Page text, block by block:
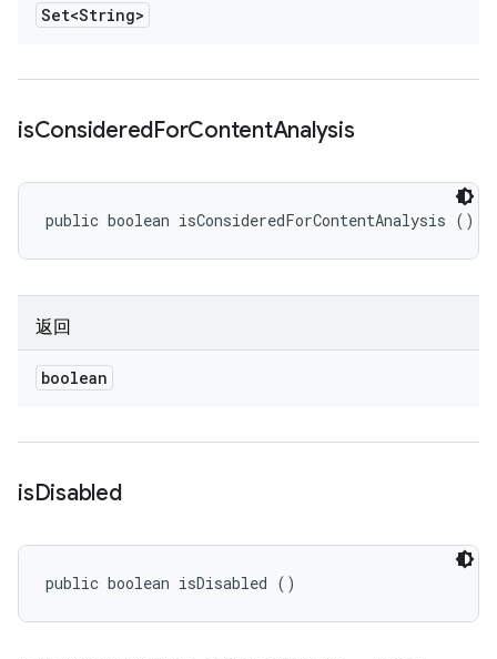
Set<String>
isConsideredForContentAnalysis
public boolean isConsideredForContentAnalysis ()
返回
boolean
isDisabled
public boolean isDisabled ()